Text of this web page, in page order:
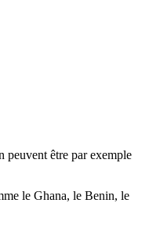
peuvent être par exemple
le Ghana, le Benin, le